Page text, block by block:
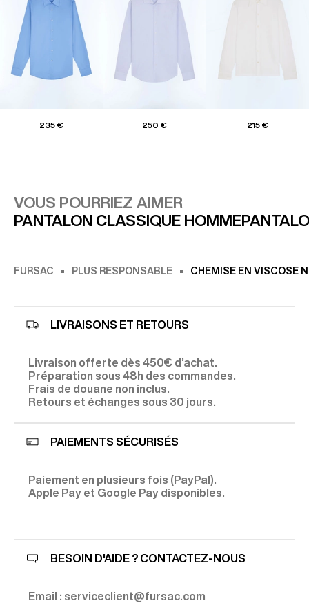
235 € 250 € 215 €
VOUS POURRIEZ AIMER
PANTALON CLASSIQUE HOMME
FURSAC PLUS RESPONSABLE CHEMISE EN VISCOSE
LIVRAISONS ET RETOURS
Livraison offerte dès 450€ d’achat.
Préparation sous 48h des commandes.
Frais de douane non inclus.
Retours et échanges sous 30 jours.
PAIEMENTS SÉCURISÉS
Paiement en plusieurs fois (PayPal).
Apple Pay et Google Pay disponibles.
BESOIN D'AIDE ? CONTACTEZ-NOUS
Email : serviceclient@fursac.com